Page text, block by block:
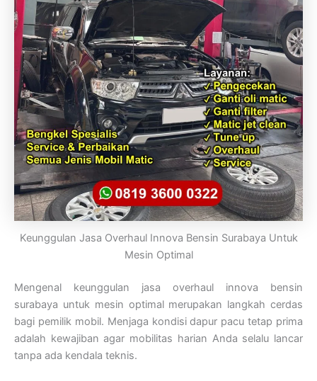
Keunggulan Jasa Overhaul Innova Bensin Surabaya Untuk
Mesin Optimal
Mengenal keunggulan jasa overhaul innova bensin
surabaya untuk mesin optimal merupakan langkah cerdas
bagi pemilik mobil. Menjaga kondisi dapur pacu tetap prima
adalah kewajiban agar mobilitas harian Anda selalu lancar
tanpa ada kendala teknis.